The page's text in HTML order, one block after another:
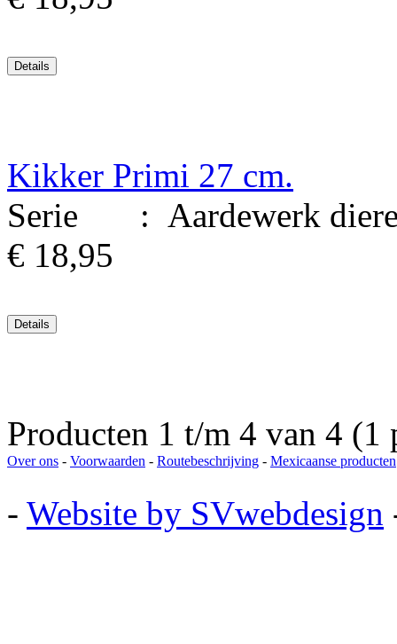
Kikker Primi 27 cm.
Serie : Aardewerk
€ 18,95
Producten 1 t/m 4 van 4 (1
Over ons - Voorwaarden - Routebeschrijving - Mexicaanse producten
- Website by SVwebdesign